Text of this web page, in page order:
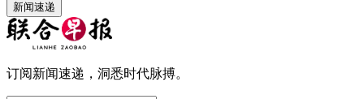
新闻速递
订阅新闻速递，洞悉时代脉搏。